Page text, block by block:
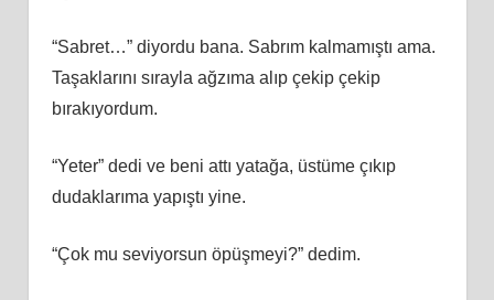
“Sabret…” diyordu bana. Sabrım kalmamıştı ama.
Taşaklarını sırayla ağzıma alıp çekip çekip
bırakıyordum.
“Yeter” dedi ve beni attı yatağa, üstüme çıkıp
dudaklarıma yapıştı yine.
“Çok mu seviyorsun öpüşmeyi?” dedim.